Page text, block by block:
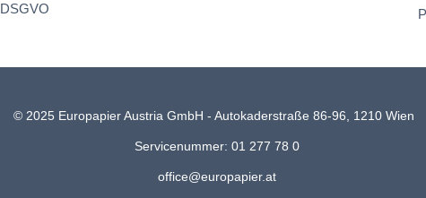
DSGVO
© 2025 Europapier Austria GmbH - Autokaderstraße 86-96, 1210 Wien
Servicenummer: 01 277 78 0
office@europapier.at